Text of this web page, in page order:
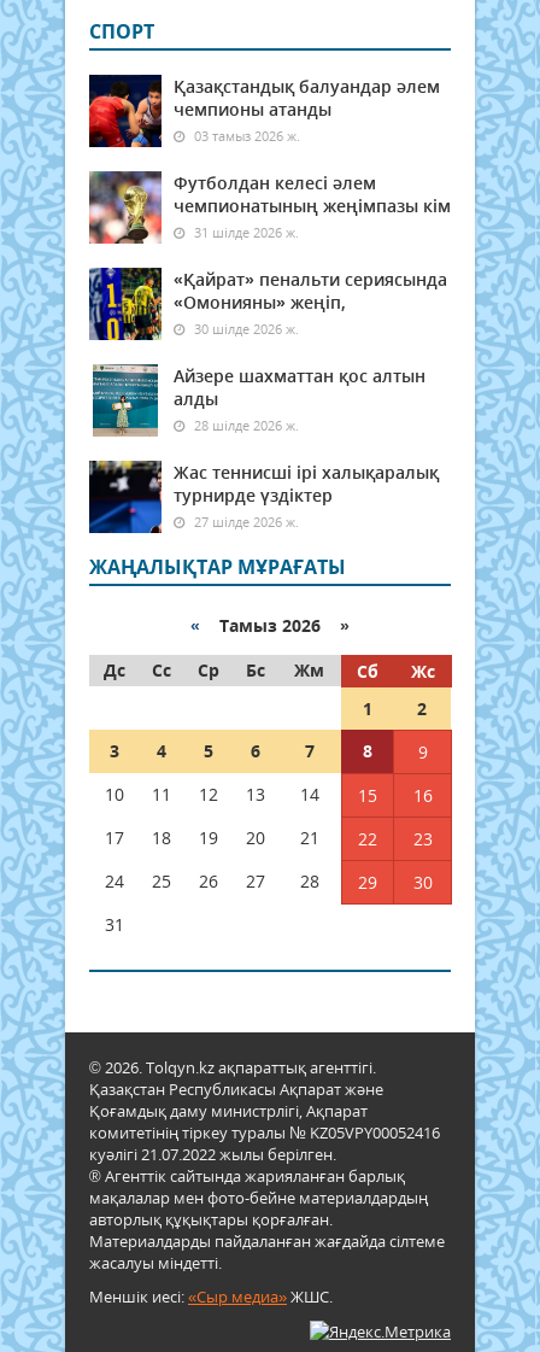
СПОРТ
Қазақстандық балуандар әлем
чемпионы атанды
03 тамыз 2026 ж.
Футболдан келесі әлем
чемпионатының жеңімпазы кім
31 шілде 2026 ж.
«Қайрат» пенальти сериясында
«Омонияны» жеңіп,
30 шілде 2026 ж.
Айзере шахматтан қос алтын
алды
28 шілде 2026 ж.
Жас теннисші ірі халықаралық
турнирде үздіктер
27 шілде 2026 ж.
ЖАҢАЛЫҚТАР МҰРАҒАТЫ
« Тамыз 2026 »
Дс
Сс Ср Бс Жм Сб
Жс
1
2
3
4 5 6 7 8
9
10
11 12 13 14 15
16
17
18 19 20 21 22
23
24
25 26 27 28 29
30
31
© 2026. Tolqyn.kz ақпараттық агенттігі.
Қазақстан Республикасы Ақпарат және
Қоғамдық даму министрлігі, Ақпарат
комитетінің тіркеу туралы № KZ05VPY00052416
куәлігі 21.07.2022 жылы берілген.
® Агенттік сайтында жарияланған барлық
мақалалар мен фото-бейне материалдардың
авторлық құқықтары қорғалған.
Материалдарды пайдаланған жағдайда сілтеме
жасалуы міндетті.
Меншік иесі:«Сыр медиа»ЖШС.